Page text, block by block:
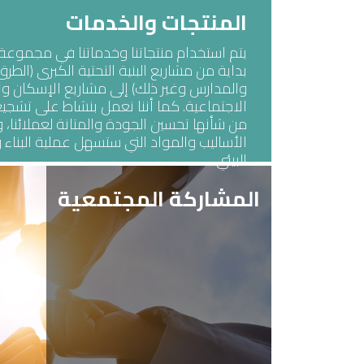
المنتجات والخدمات
يتم استخدام منتجاتنا وخدماتنا في
بداية من مشاريع البنية التحتية الكبرى
والمدارس وغير ذلك) إلى مشاريع الإسكان
الاجتماعية. كما أننا نعمل بنشاط على
من شأنها تحسين الجودة والمتانة
الأساليب والمواد التي ستسهل عملية
البيئي.
المشاركة المجتمعية